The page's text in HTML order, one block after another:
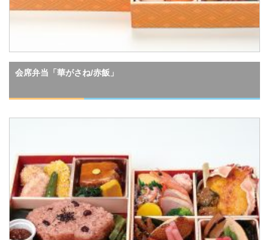
会席弁当「華がさね/赤飯」